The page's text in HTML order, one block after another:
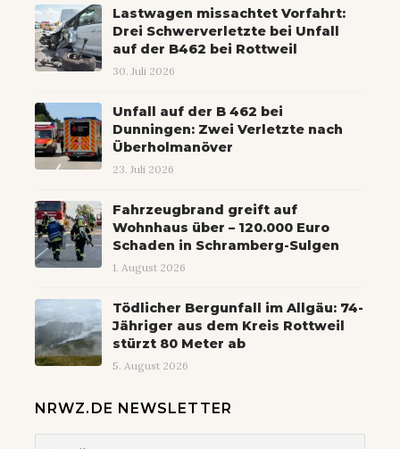
Lastwagen missachtet Vorfahrt:
Drei Schwerverletzte bei Unfall
auf der B462 bei Rottweil
30. Juli 2026
Unfall auf der B 462 bei
Dunningen: Zwei Verletzte nach
Überholmanöver
23. Juli 2026
Fahrzeugbrand greift auf
Wohnhaus über – 120.000 Euro
Schaden in Schramberg-Sulgen
1. August 2026
Tödlicher Bergunfall im Allgäu: 74-
Jähriger aus dem Kreis Rottweil
stürzt 80 Meter ab
5. August 2026
NRWZ.DE NEWSLETTER